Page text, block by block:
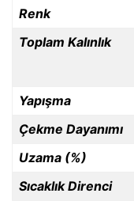
Renk
Toplam Kalınlık
Yapışma
Çekme Dayanımı
Uzama (%)
Sıcaklık Direnci